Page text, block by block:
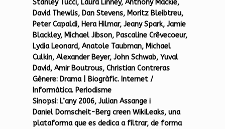
Stanley Tucci, Laura Linney, Anthony Mackie,
David Thewlis, Dan Stevens, Moritz Bleibtreu,
Peter Capaldi, Hera Hilmar, Jeany Spark, Jamie
Blackley, Michael Jibson, Pascaline Crêvecoeur,
Lydia Leonard, Anatole Taubman, Michael
Culkin, Alexander Beyer, John Schwab, Yuval
David, Amir Boutrous, Christian Contreras
Gènere: Drama | Biogràfic. Internet /
Informàtica. Periodisme
Sinopsi: L’any 2006, Julian Assange i
Daniel Domscheit-Berg creen WikiLeaks, una
plataforma que es dedica a filtrar, de forma